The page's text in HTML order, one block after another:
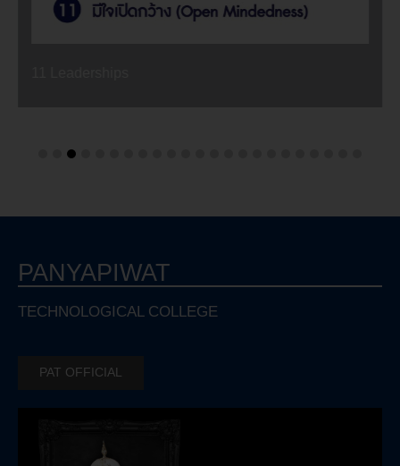
PANYAPIWAT
TECHNOLOGICAL COLLEGE
PAT OFFICIAL